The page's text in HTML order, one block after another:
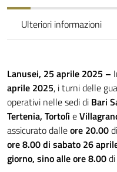
Ulteriori informazioni
Lanusei, 25 aprile 2025 –
aprile 2025, i turni delle
operativi nelle sedi di Bari
Tertenia, Tortolìe
assicurato dalleore 20.00di
ore 8.00 di sabato 26
giorno, sino alle ore 8.00di